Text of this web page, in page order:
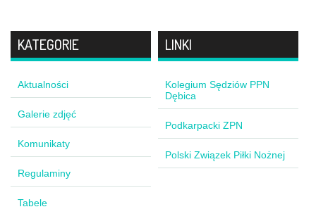
KATEGORIE
Aktualności
Galerie zdjęć
Komunikaty
Regulaminy
Tabele
LINKI
Kolegium Sędziów PPN
Dębica
Podkarpacki ZPN
Polski Związek Piłki Nożnej